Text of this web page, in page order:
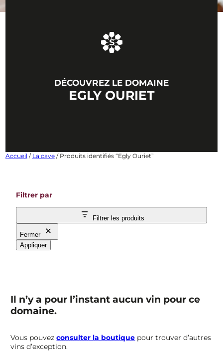
DÉCOUVREZ LE DOMAINE
EGLY OURIET
Accueil / La cave/ Produits identifiés “Egly Ouriet”
Filtrer par
Filtrer les produits
Fermer
Appliquer
Il n’y a pour l’instant aucun vin pour ce
domaine.
Vous pouvezconsulter la boutique pour trouver d’autres
vins d’exception.